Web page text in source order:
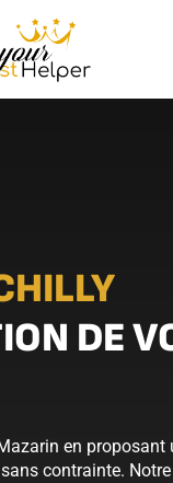
DE
en proposant
contrainte.